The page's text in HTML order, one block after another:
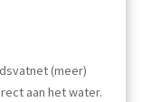
(meer)
aan het water.